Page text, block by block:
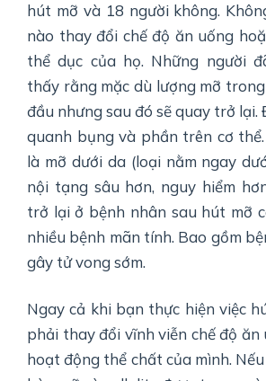
hút mỡ và 18 người không.
nào thay đổi chế độ ăn uống
thể dục của họ. Những người
thấy rằng mặc dù lượng mỡ
đầu nhưng sau đó sẽ quay trở
quanh bụng và phần trên cơ
là mỡ dưới da (loại nằm ngay
nội tạng sâu hơn, nguy hiểm
trở lại ở bệnh nhân sau hút mỡ
nhiều bệnh mãn tính. Bao gồm
gây tử vong sớm.
Ngay cả khi bạn thực hiện việc
phải thay đổi vĩnh viễn chế độ ăn
hoạt động thể chất của mình.